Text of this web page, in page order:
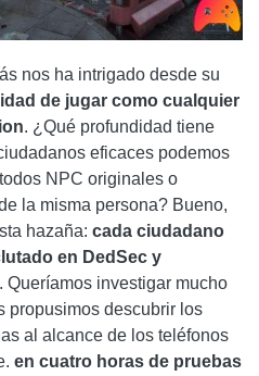
nos ha intrigado desde su
de jugar como cualquier
. ¿Qué profundidad tiene
eficaces podemos
NPC originales o
la misma persona? Bueno,
hazaña: cada ciudadano
en DedSec y
. Queríamos investigar mucho
propusimos descubrir los
al alcance de los teléfonos
en cuatro horas de pruebas